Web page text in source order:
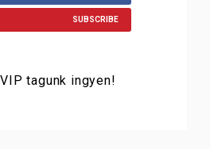
SUBSCRIBE
tagunk ingyen!